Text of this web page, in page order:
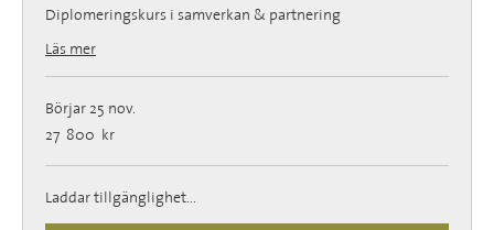
Diplomeringskurs i samverkan & partnering
Läs mer
Börjar 25 nov.
27 800
svenska
27 800 kr
Laddar tillgänglighet...